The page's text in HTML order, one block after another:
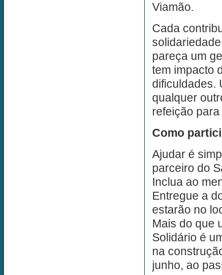
Viamão.
Cada
pareça um
tem impacto
dificuldades.
qualquer
refeição
Como
Ajudar é
parceiro do
Inclua ao
Entregue a
estarão no
Mais do que
Solidário é
na
junho, ao